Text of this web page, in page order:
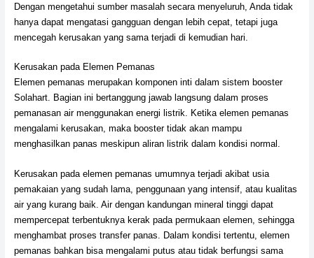
Dengan mengetahui sumber masalah secara menyeluruh, Anda tidak
hanya dapat mengatasi gangguan dengan lebih cepat, tetapi juga
mencegah kerusakan yang sama terjadi di kemudian hari.
Kerusakan pada Elemen Pemanas
Elemen pemanas merupakan komponen inti dalam sistem booster
Solahart. Bagian ini bertanggung jawab langsung dalam proses
pemanasan air menggunakan energi listrik. Ketika elemen pemanas
mengalami kerusakan, maka booster tidak akan mampu
menghasilkan panas meskipun aliran listrik dalam kondisi normal.
Kerusakan pada elemen pemanas umumnya terjadi akibat usia
pemakaian yang sudah lama, penggunaan yang intensif, atau kualitas
air yang kurang baik. Air dengan kandungan mineral tinggi dapat
mempercepat terbentuknya kerak pada permukaan elemen, sehingga
menghambat proses transfer panas. Dalam kondisi tertentu, elemen
pemanas bahkan bisa mengalami putus atau tidak berfungsi sama